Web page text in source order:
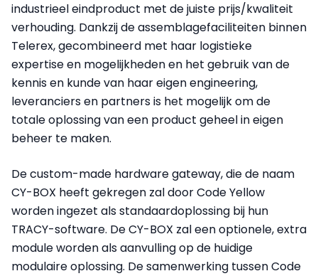
industrieel eindproduct met de juiste prijs/kwaliteit
verhouding. Dankzij de assemblagefaciliteiten binnen
Telerex, gecombineerd met haar logistieke
expertise en mogelijkheden en het gebruik van de
kennis en kunde van haar eigen engineering,
leveranciers en partners is het mogelijk om de
totale oplossing van een product geheel in eigen
beheer te maken.
De custom-made hardware gateway, die de naam
CY-BOX heeft gekregen zal door Code Yellow
worden ingezet als standaardoplossing bij hun
TRACY-software. De CY-BOX zal een optionele, extra
module worden als aanvulling op de huidige
modulaire oplossing. De samenwerking tussen Code